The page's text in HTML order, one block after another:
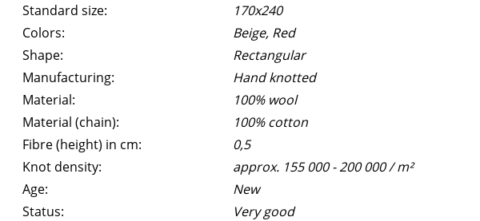
Standard size:
170x240
Colors:
Beige, Red
Shape:
Rectangular
Manufacturing:
Hand knotted
Material:
100% wool
Material (chain):
100% cotton
Fibre (height) in cm:
0,5
Knot density:
approx. 155 000 - 200 000 / m²
Age:
New
Status:
Very good